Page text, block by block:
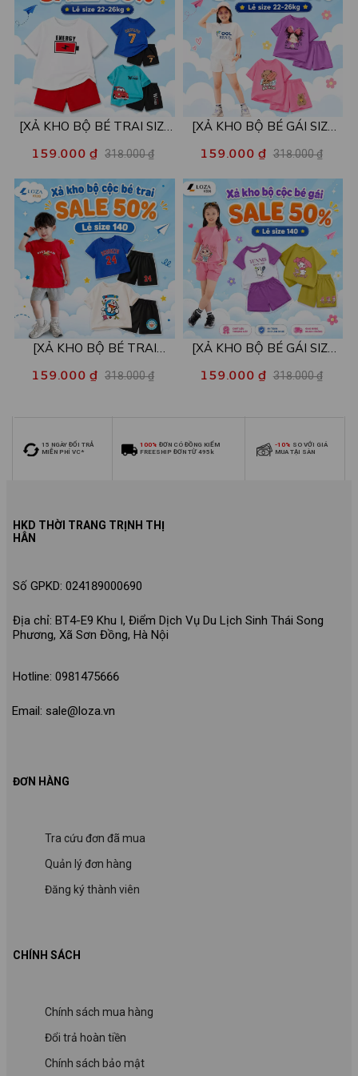
[XẢ KHO BỘ BÉ TRAI SIZE
mẫu - Quần áo bé trai từ 22-
26kg - Loza Kids XB004
159.000 ₫ 318.000 ₫
[XẢ KHO BỘ BÉ GÁI SIZE
mẫu - Quần áo bé gái từ 22-
26kg - Loza Kids XB005
159.000 ₫ 318.000 ₫
[XẢ KHO BỘ BÉ TRAI
nhiều mẫu - Quần áo bé trai
159.000 ₫ 318.000 ₫
[XẢ KHO BỘ BÉ GÁI SIZE
mẫu - Quần áo bé gái từ 26-
159.000 ₫ 318.000 ₫
15 NGÀY ĐỔI TRẢ
MIỄN PHÍ VC*
100% ĐƠN CÓ ĐỒNG KIỂM
FREESHIP ĐƠN TỪ 495k
-10% SO VỚI GIÁ
MUA TẠI SÀN
CHÍNH SÁCH
Chính sách mua hàng
Đổi trả hoàn tiền
Chính sách bảo mật
HKD THỜI TRANG TRỊNH THỊ
HÂN
Số GPKD: 024189000690
Địa chỉ: BT4-E9 Khu I, Điểm Dịch Vụ Du Lịch Sinh Thái Song
Phương, Xã Sơn Đồng, Hà Nội
Hotline: 0981475666
Email: sale@loza.vn
ĐƠN HÀNG
Tra cứu đơn đã mua
Quản lý đơn hàng
Đăng ký thành viên